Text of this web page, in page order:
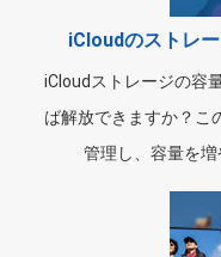
iCloudのストレ
iCloudストレージの容
ば解放できますか？こ
管理し、容量を増